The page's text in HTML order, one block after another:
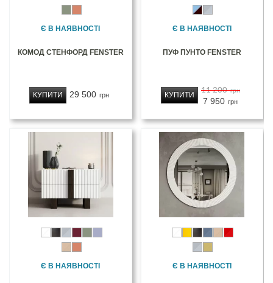
Є В НАЯВНОСТІ
КОМОД СТЕНФОРД FENSTER
29 500 грн
КУПИТИ
Є В НАЯВНОСТІ
ПУФ ПУНТО FENSTER
11 200 грн
7 950 грн
КУПИТИ
Є В НАЯВНОСТІ Є В НАЯВНОСТІ